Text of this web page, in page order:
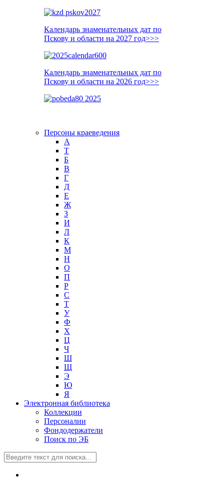
Календарь знаменательных дат по
Пскову и области на 2027 год>>>
Календарь знаменательных дат по
Пскову и области на 2026 год>>>
Персоны краеведения
А
T
Б
В
Г
Д
Е
Ж
З
И
Л
К
М
Н
О
П
Р
С
Т
У
Ф
Х
Ц
Ч
Ш
Щ
Э
Ю
Я
Электронная библиотека
Коллекции
Персоналии
Фондодержатели
Поиск по ЭБ